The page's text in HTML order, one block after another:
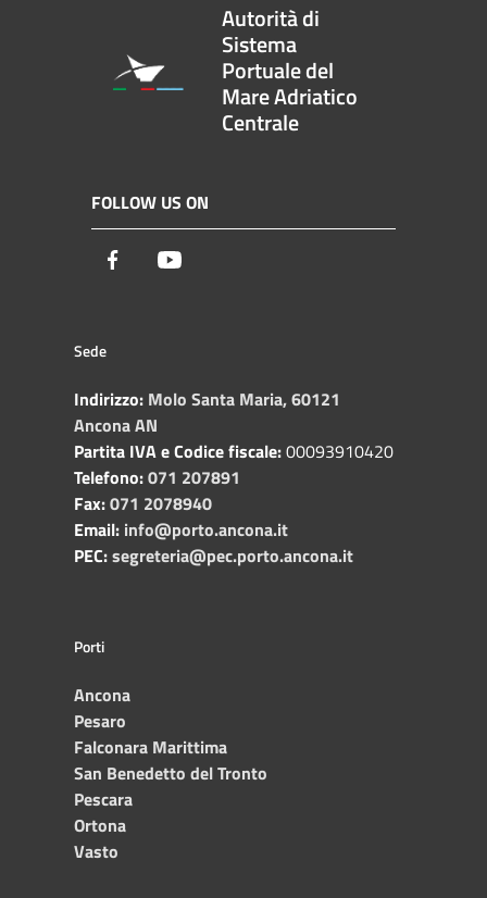
Autorità di
Sistema
Portuale del
Mare Adriatico
Centrale
FOLLOW US ON
Facebook
Sede
Indirizzo: Molo Santa Maria, 60121
Ancona AN
Partita IVA e Codice fiscale:00093910420
Telefono:071 207891
Fax:071 2078940
Email: info@porto.ancona.it
PEC:segreteria@pec.porto.ancona.it
Porti
Ancona
Pesaro
Falconara Marittima
San Benedetto del Tronto
Pescara
Ortona
Vasto